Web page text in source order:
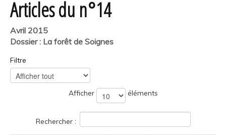
Articles du n°14
Avril 2015
Dossier : La forêt de Soignes
Filtre
Afficher éléments
Rechercher :